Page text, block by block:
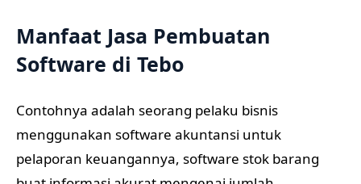
Manfaat Jasa Pembuatan
Software di Tebo
Contohnya adalah seorang pelaku bisnis
menggunakan software akuntansi untuk
pelaporan keuangannya, software stok barang